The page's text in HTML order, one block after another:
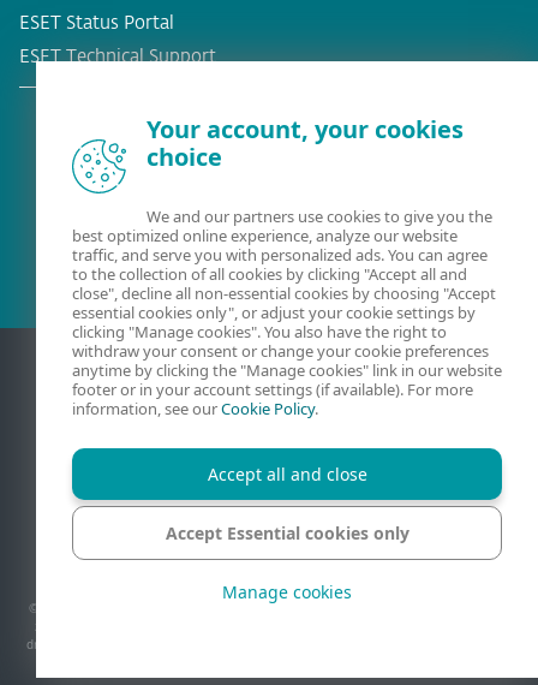
ESET Status Portal
ESET Technical Support
Obstoječa stranka?
Zasebnost Pravna obvestila
Prijava ranljivosti
© 1992 - 2026 ESET, spol. s r.o. - Vse pravice pridržane. Tukaj uporabljene blagovne
znamke so blagovne znamke družbe ESET, spol. s r.o. ali ESET North America. Vsa
druga imena in blagovne znamke so registrirane blagovne znamke njihovih podjetij.
Your account, your cookies
choice
We and our partners use cookies to give you the
best optimized online experience, analyze our website
traffic, and serve you with personalized ads. You can agree
to the collection of all cookies by clicking "Accept all and
close", decline all non-essential cookies by choosing "Accept
essential cookies only", or adjust your cookie settings by
clicking "Manage cookies". You also have the right to
withdraw your consent or change your cookie preferences
anytime by clicking the "Manage cookies" link in our website
footer or in your account settings (if available). For more
information, see ourCookie Policy.
Accept all and close
Accept Essential cookies only
Manage cookies